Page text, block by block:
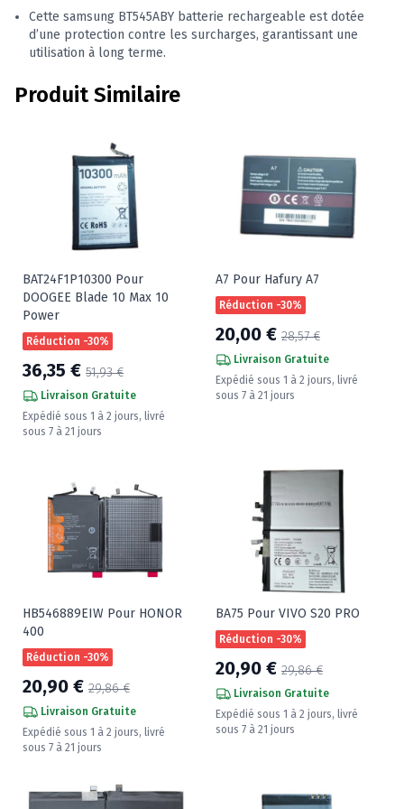
Cette samsung BT545ABY batterie rechargeable est dotée
d’une protection contre les surcharges, garantissant une
utilisation à long terme.
Produit Similaire
BAT24F1P10300 Pour
DOOGEE Blade 10 Max 10
Power
Réduction -30%
36,35 € 51,93 €
Livraison Gratuite
Expédié sous 1 à 2 jours, livré
sous 7 à 21 jours
A7 Pour Hafury A7
Réduction -30%
20,00 € 28,57 €
Livraison Gratuite
Expédié sous 1 à 2 jours, livré
sous 7 à 21 jours
HB546889EIW Pour HONOR
400
Réduction -30%
20,90 € 29,86 €
Livraison Gratuite
Expédié sous 1 à 2 jours, livré
sous 7 à 21 jours
BA75 Pour VIVO S20 PRO
Réduction -30%
20,90 € 29,86 €
Livraison Gratuite
Expédié sous 1 à 2 jours, livré
sous 7 à 21 jours